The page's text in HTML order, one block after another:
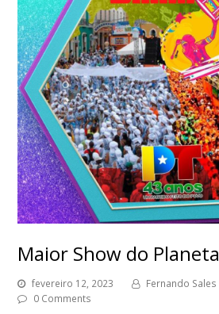
Maior Show do Planeta
fevereiro 12, 2023 Fernando Sales
0 Comments